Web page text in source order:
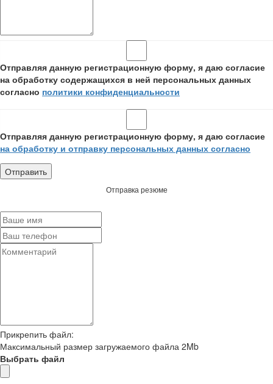
Отправляя данную регистрационную форму, я даю согласие
на обработку содержащихся в ней персональных данных
согласно политики конфиденциальности
Отправляя данную регистрационную форму, я даю согласие
на обработку и отправку персональных данных согласно
Отправка резюме
Прикрепить файл:
Максимальный размер загружаемого файла 2Mb
Выбрать файл